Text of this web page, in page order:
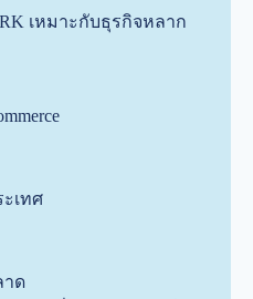
เหมาะกับธุรกิจหลาก
เทศ
าด